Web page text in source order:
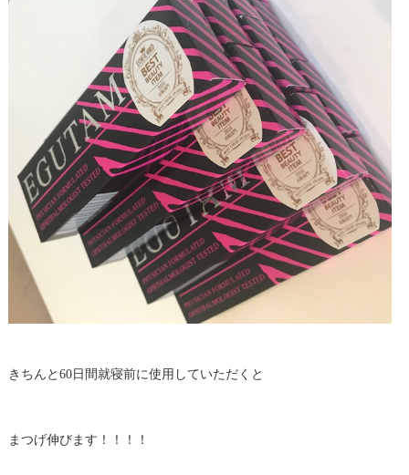
きちんと60日間就寝前に使用していただくと
まつげ伸びます！！！！